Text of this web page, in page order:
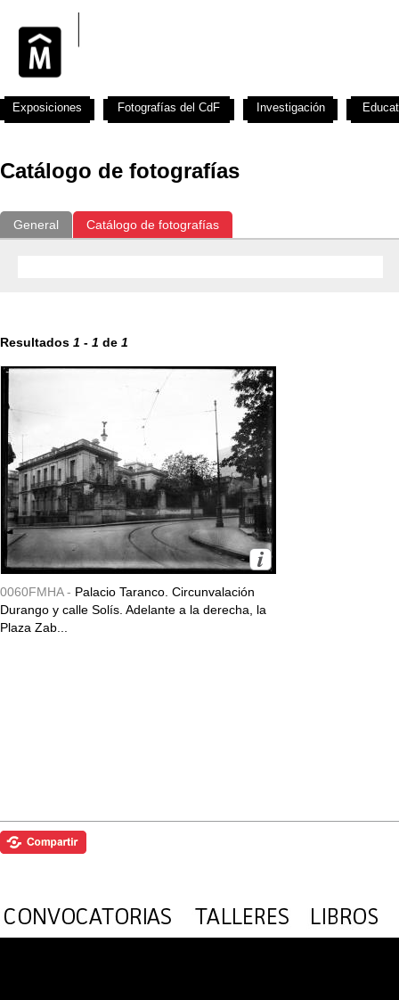
Catálogo de fotografías
General Catálogo de fotografías
Resultados 1 - 1 de 1
0060FMHA - Palacio Taranco. Circunvalación
Durango y calle Solís. Adelante a la derecha, la
Plaza Zab...
Exposiciones Fotografías del CdF Investigación